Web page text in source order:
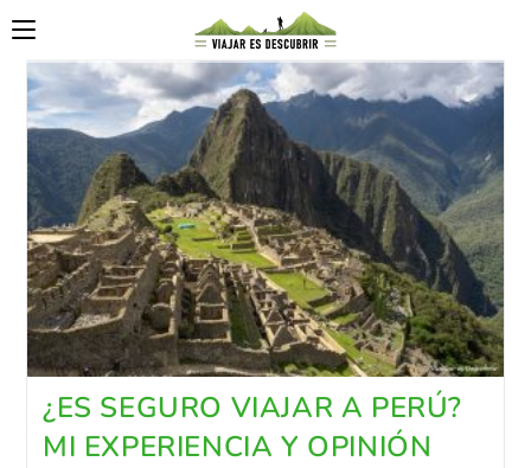
¿ES SEGURO VIAJAR A PERÚ?
MI EXPERIENCIA Y OPINIÓN